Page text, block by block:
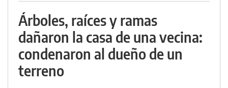
Árboles, raíces y ramas
dañaron la casa de una vecina:
condenaron al dueño de un
terreno